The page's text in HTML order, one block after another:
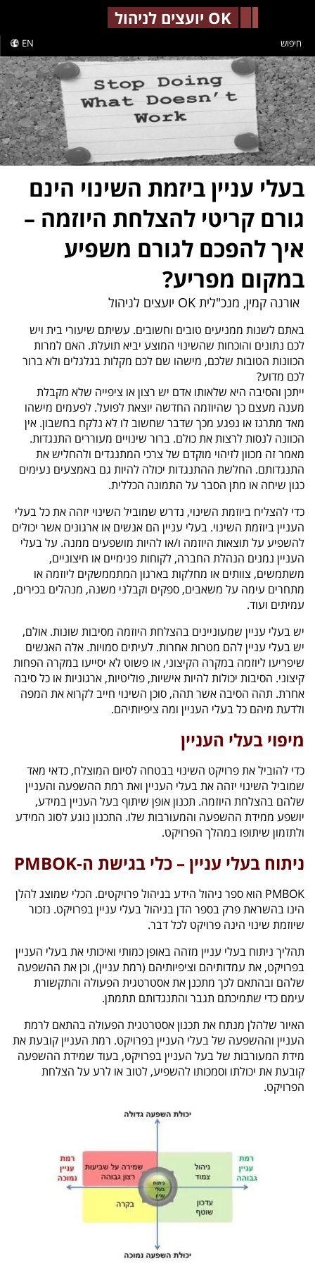
OK יועצים לניהול
EN חיפוש
בעלי עניין ביזמת השינוי הינם
גורם קריטי להצלחת היוזמה –
איך להפכם לגורם משפיע
במקום מפריע?
אורנה קמין, מנכ"לית OK יועצים לניהול
באתם לשנות ממניעים טובים וחשובים. עשיתם שיעורי בית ויש
לכם נתונים והוכחות שהשינוי המוצע יביא תועלת. האם למרות
הכוונות הטובות שלכם, מישהו שם לכם מקלות בגלגלים ולא ברור
לכם מדוע?
ייתכן והסיבה היא שלאותו אדם יש רצון או ציפייה שלא מקבלת
מענה מעצם כך שהיוזמה החדשה יוצאת לפועל. לפעמים מישהו
מאד מתרגז או נפגע מכך שדבר שחשוב לו לא נלקח בחשבון. אין
הכוונה לנסות לרצות את כולם. ברור שינויים מעוררים התנגדות.
מאמר זה מכוון לזיהוי מוקדם של צרכי המתנגדים ולהחליש את
התנגדותם. החלשת ההתנגדות יכולה להיות גם באמצעים נעימים
כגון שיחה או מתן הסבר על התמונה הכללית.
כדי להצליח ביוזמת השינוי, נדרש שמוביל השינוי יזהה את כל בעלי
העניין ביוזמת השינוי. בעלי עניין הם אנשים או ארגונים אשר יכולים
להשפיע על תוצאות היוזמה ו/או להיות מושפעים ממנה. על בעלי
העניין נמנים הנהלת החברה, לקוחות פנימיים או חיצוניים,
משתמשים, צוותים או מחלקות בארגון המתממשקים ליוזמה או
מתחרים עימה על משאבים, ספקים וקבלני משנה, מנהלים בכירים,
עמיתים ועוד.
יש בעלי עניין שמעוניינים בהצלחת היוזמה מסיבות שונות. אולם,
יש בעלי עניין להם מטרות אחרות. לעיתים סמויות. אלה האנשים
שיפריעו ליוזמה במקרה הקיצוני, או פשוט לא יסייעו במקרה הפחות
קיצוני. הסיבות יכולות להיות אישיות, פוליטיות, ארגוניות או כל סיבה
אחרת. תהה הסיבה אשר תהה, סוכן השינוי חייב לקרוא את המפה
ולדעת מיהם כל בעלי העניין ומה ציפיותיהם.
מיפוי בעלי העניין
כדי להוביל את פרויקט השינוי בבטחה לסיום המוצלח, כדאי מאד
שמוביל השינוי יזהה את בעלי העניין ואת רמת ההשפעה והעניין
שלהם בהצלחת היוזמה. תכנון אופן שיתוף בעל העניין במידע,
יושפע ממידת ההשפעה והמעורבות שלו. התכנון נוגע לסוג המידע
ולתזמון שיתופו במהלך הפרויקט.
ניתוח בעלי עניין – כלי בגישת ה-PMBOK
PMBOK הוא ספר ניהול הידע בניהול פרויקטים. הכלי שמוצג להלן
הינו בהשראת פרק בספר הדן בניהול בעלי עניין בפרויקט. נזכור
שיוזמת שינוי הינה פרויקט לכל דבר.
תהליך ניתוח בעלי עניין מזהה באופן כמותי ואיכותי את בעלי העניין
בפרויקט, את עמדותיהם וציפיותיהם (רמת עניין), וכן את ההשפעה
שלהם ובהתאם לכך מתכנן את אסטרטגית הפעולה והתקשורת
עימם כדי שתמיכתם תגבר והתנגדותם תתמתן.
האיור שלהלן מנתח את תכנון אסטרטגית הפעולה בהתאם לרמת
העניין וההשפעה של בעלי העניין בפרויקט. רמת העניין קובעת את
מידת המעורבות של בעל העניין בפרויקט, בעוד שמידת ההשפעה
קובעת את יכולתו וסמכותו להשפיע, לטוב או לרע על הצלחת
הפרויקט.